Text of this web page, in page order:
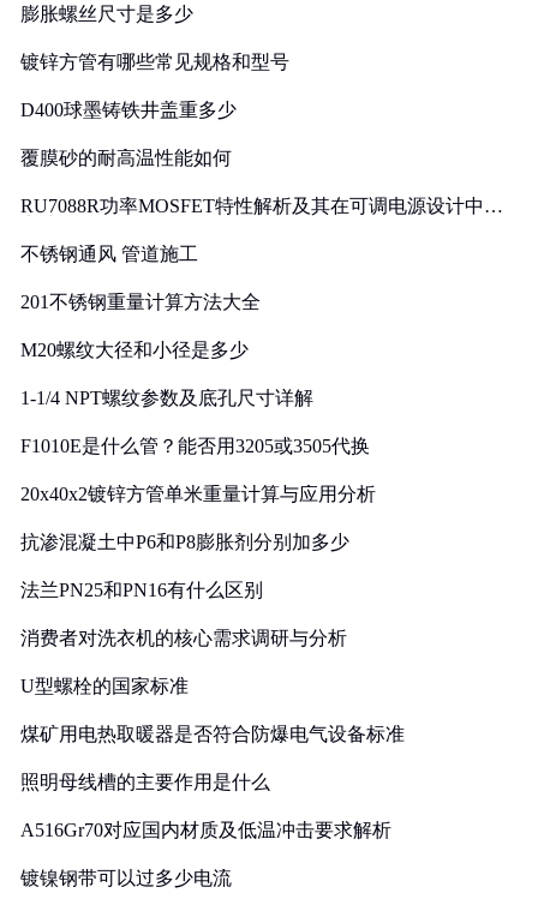
膨胀螺丝尺寸是多少
镀锌方管有哪些常见规格和型号
D400球墨铸铁井盖重多少
覆膜砂的耐高温性能如何
RU7088R功率MOSFET特性解析及其在可调电源设计中的
不锈钢通风 管道施工
201不锈钢重量计算方法大全
M20螺纹大径和小径是多少
1-1/4 NPT螺纹参数及底孔尺寸详解
F1010E是什么管？能否用3205或3505代换
20x40x2镀锌方管单米重量计算与应用分析
抗渗混凝土中P6和P8膨胀剂分别加多少
法兰PN25和PN16有什么区别
消费者对洗衣机的核心需求调研与分析
U型螺栓的国家标准
煤矿用电热取暖器是否符合防爆电气设备标准
照明母线槽的主要作用是什么
A516Gr70对应国内材质及低温冲击要求解析
镀镍钢带可以过多少电流